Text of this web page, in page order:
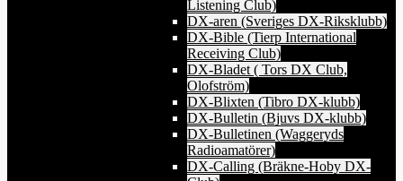
Listening Club)
DX-aren (Sveriges DX-Riksklubb)
DX-Bible (Tierp International
Receiving Club)
DX-Bladet ( Tors DX Club,
Olofström)
DX-Blixten (Tibro DX-klubb)
DX-Bulletin (Bjuvs DX-klubb)
DX-Bulletinen (Waggeryds
Radioamatörer)
DX-Calling (Bräkne-Hoby DX-